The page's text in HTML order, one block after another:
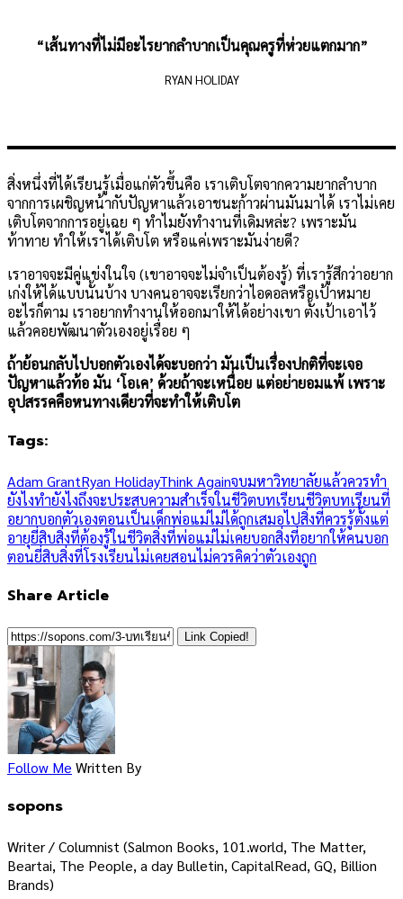
“เส้นทางที่ไม่มีอะไรยากลำบากเป็นคุณครูที่ห่วยแตกมาก”
RYAN HOLIDAY
สิ่งหนึ่งที่ได้เรียนรู้เมื่อแก่ตัวขึ้นคือ เราเติบโตจากความยากลำบาก
จากการเผชิญหน้ากับปัญหาแล้วเอาชนะก้าวผ่านมันมาได้ เราไม่เคย
เติบโตจากการอยู่เฉย ๆ ทำไมยังทำงานที่เดิมหล่ะ? เพราะมัน
ท้าทาย ทำให้เราได้เติบโต หรือแค่เพราะมันง่ายดี?
เราอาจจะมีคู่แข่งในใจ (เขาอาจจะไม่จำเป็นต้องรู้) ที่เรารู้สึกว่าอยาก
เก่งให้ได้แบบนั้นบ้าง บางคนอาจจะเรียกว่าไอดอลหรือเป้าหมาย
อะไรก็ตาม เราอยากทำงานให้ออกมาให้ได้อย่างเขา ตั้งเป้าเอาไว้
แล้วคอยพัฒนาตัวเองอยู่เรื่อย ๆ
ถ้าย้อนกลับไปบอกตัวเองได้จะบอกว่า มันเป็นเรื่องปกติที่จะเจอ
ปัญหาแล้วท้อ มัน ‘โอเค’ ด้วยถ้าจะเหนื่อย แต่อย่ายอมแพ้ เพราะ
อุปสรรคคือหนทางเดียวที่จะทำให้เติบโต
Tags:
Adam GrantRyan HolidayThink Againจบมหาวิทยาลัยแล้วควรทำ
ยังไงทำยังไงถึงจะประสบความสำเร็จในชีวิตบทเรียนชีวิตบทเรียนที่
อยากบอกตัวเองตอนเป็นเด็กพ่อแม่ไม่ได้ถูกเสมอไปสิ่งที่ควรรู้ตั้งแต่
อายุยี่สิบสิ่งที่ต้องรู้ในชีวิตสิ่งที่พ่อแม่ไม่เคยบอกสิ่งที่อยากให้คนบอก
ตอนยี่สิบสิ่งที่โรงเรียนไม่เคยสอนไม่ควรคิดว่าตัวเองถูก
Share Article
Link Copied!
Follow Me Written By
sopons
Writer / Columnist (Salmon Books, 101.world, The Matter,
Beartai, The People, a day Bulletin, CapitalRead, GQ, Billion
Brands)